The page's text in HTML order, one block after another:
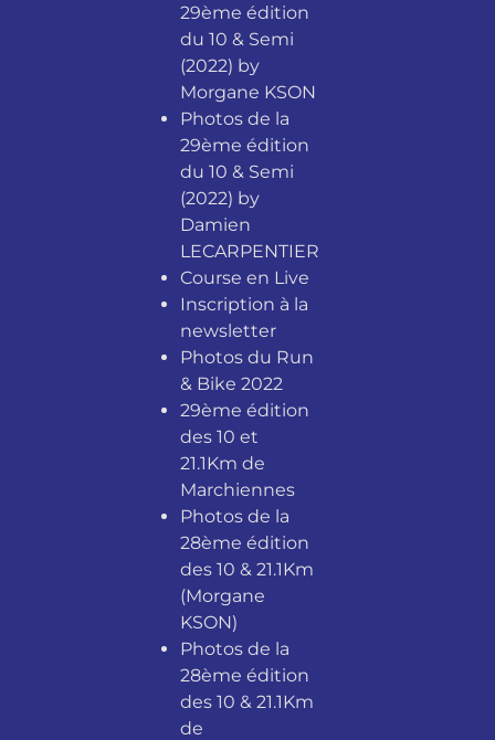
29ème édition
du 10 & Semi
(2022) by
Morgane KSON
Photos de la
29ème édition
du 10 & Semi
(2022) by
Damien
LECARPENTIER
Course en Live
Inscription à la
newsletter
Photos du Run
& Bike 2022
29ème édition
des 10 et
21.1Km de
Marchiennes
Photos de la
28ème édition
des 10 & 21.1Km
(Morgane
KSON)
Photos de la
28ème édition
des 10 & 21.1Km
de